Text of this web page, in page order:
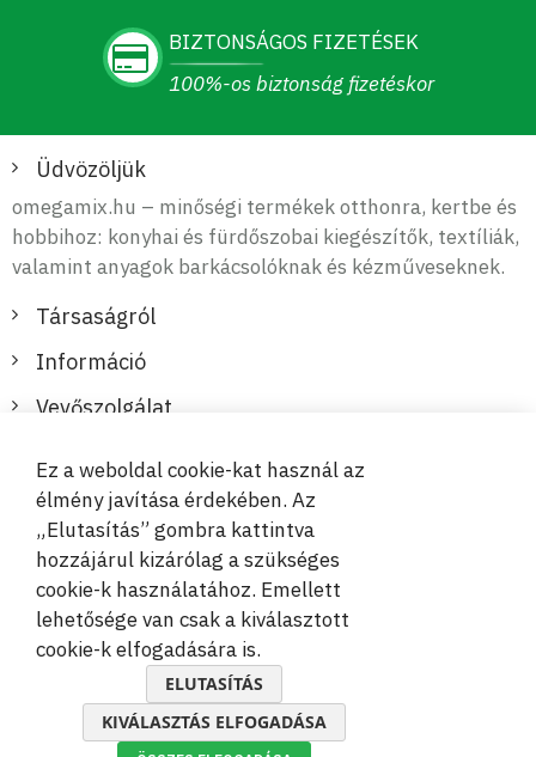
BIZTONSÁGOS FIZETÉSEK
100%-os biztonság fizetéskor
Üdvözöljük
omegamix.hu – minőségi termékek otthonra, kertbe és
hobbihoz: konyhai és fürdőszobai kiegészítők, textíliák,
valamint anyagok barkácsolóknak és kézműveseknek.
Társaságról
Információ
Vevőszolgálat
Biztonságos és kényelmes fizetések
© 2019-2026 Megamix s.r.o.
Ez a weboldal cookie-kat használ az
élmény javítása érdekében. Az
„Elutasítás” gombra kattintva
hozzájárul kizárólag a szükséges
cookie-k használatához. Emellett
lehetősége van csak a kiválasztott
cookie-k elfogadására is.
ELUTASÍTÁS
KIVÁLASZTÁS ELFOGADÁSA